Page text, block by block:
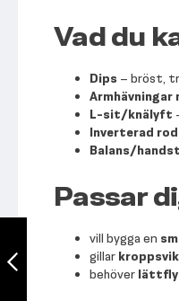
Vad du
Dips – bröst,
Armhävningar
L-sit/knälyft
Inverterad
Balans/
Passar
vill bygga en
gillar
behöver